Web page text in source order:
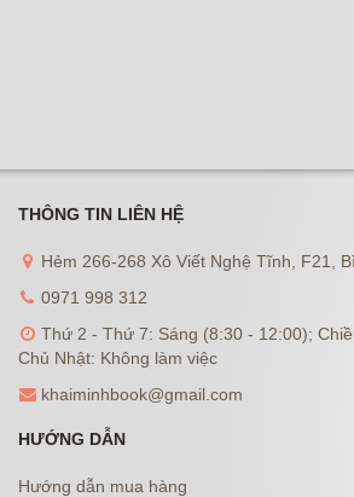
THÔNG TIN LIÊN HỆ
Hẻm 266-268 Xô Viết Nghệ Tĩnh, F21,
0971 998 312
Thứ 2 - Thứ 7: Sáng (8:30 - 12:00);
Chủ Nhật: Không làm việc
khaiminhbook@gmail.com
HƯỚNG DẪN
Hướng dẫn mua hàng